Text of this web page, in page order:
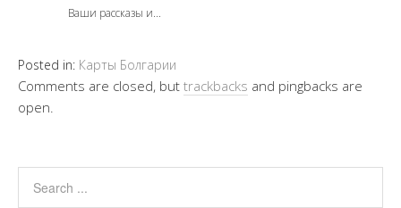
Ваши рассказы и...
Posted in: Карты Болгарии
Comments are closed, but trackbacks and pingbacks are
open.